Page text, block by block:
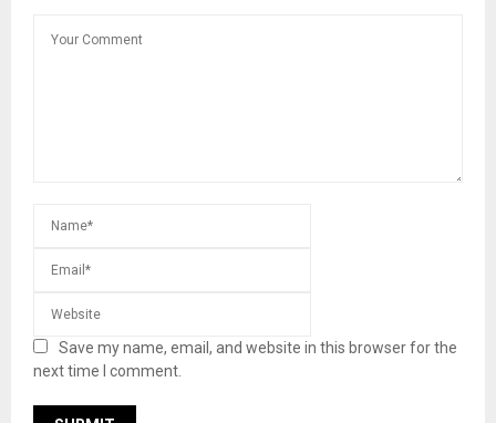
Save my name, email, and website in this browser for the
next time I comment.